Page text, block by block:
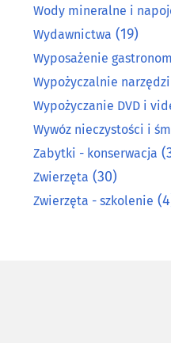
Wody mineralne i
Wydawnictwa (19)
Wyposażenie
Wypożyczalnie
Wypożyczanie DVD i
Wywóz nieczystości i
Zabytki - konserwacja
Zwierzęta (30)
Zwierzęta - szkolenie